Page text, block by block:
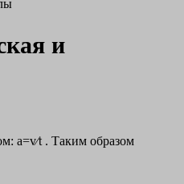
и
a=v⁄t . Таким образом